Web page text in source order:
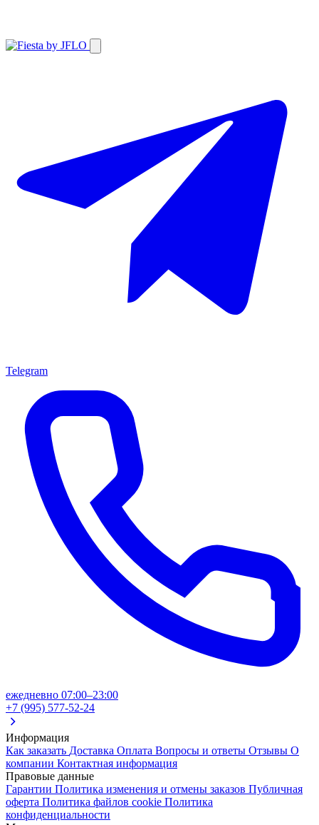
Telegram
ежедневно 07:00–23:00
+7 (995) 577-52-24
Информация
Как заказать Доставка Оплата Вопросы и ответы Отзывы О
компании Контактная информация
Правовые данные
Гарантии Политика изменения и отмены заказов Публичная
оферта Политика файлов cookie Политика
конфиденциальности